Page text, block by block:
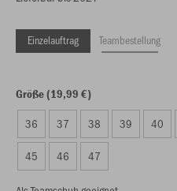
Einzelauftrag Teambestellung
Größe (19,99 €)
36 37 38 39 40
45 46 47